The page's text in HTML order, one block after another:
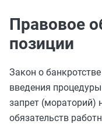
Правовое
позиции
Закон о
введения
запрет (мораторий)
обязательств